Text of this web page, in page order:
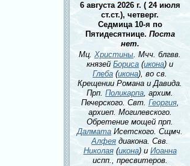
6 августа 2026 г. ( 24 июля
ст.ст.), четверг.
Седмица 10-я по
Пятидесятнице. Поста
нет.
Мц. Христины. Мчч. блгвв.
князей Бориса (икона) и
Глеба (икона), во св.
Крещении Романа и Давида.
Прп. Поликарпа, архим.
Печерского. Свт. Георгия,
архиеп. Могилевского.
Обретение мощей прп.
ДалматаИсетского. Сщмч.
Алфея диакона. Свв.
Николая(икона) и Иоанна
испп., пресвитеров.